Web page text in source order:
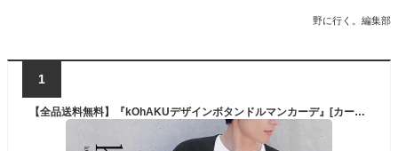
野に行く。編集部
1
【全品送料無料】『kOhAKUデザインボタンドルマンカーデ』[カーディガン メンズ ユニセックス トップス ニット ショート丈ニット 羽織り ドルマン 釦 デザインボタン 綿100％ コットン100％]【メール便不可】【20】